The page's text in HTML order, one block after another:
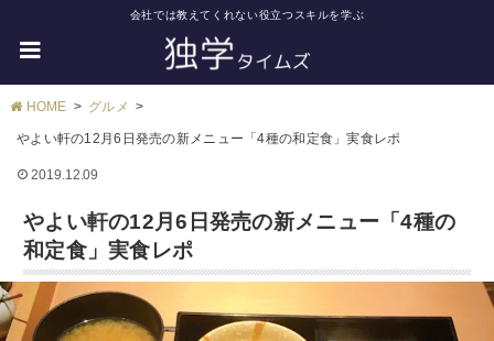
会社では教えてくれない役立つスキルを学ぶ
HOME グルメ
やよい軒の12月6日発売の新メニュー「4種の和定食」実食レポ
2019.12.09
やよい軒の12月6日発売の新メニュー「4種の
和定食」実食レポ